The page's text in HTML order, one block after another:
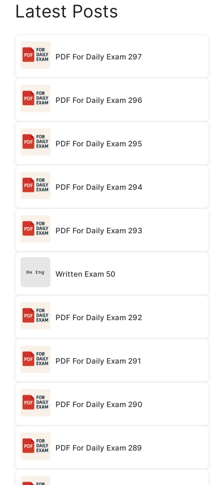
Latest Posts
PDF For Daily Exam 297
PDF For Daily Exam 296
PDF For Daily Exam 295
PDF For Daily Exam 294
PDF For Daily Exam 293
Written Exam 50
PDF For Daily Exam 292
PDF For Daily Exam 291
PDF For Daily Exam 290
PDF For Daily Exam 289